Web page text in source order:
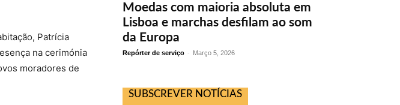
Patrícia
na cerimónia
moradores de
Moedas com maioria absoluta em
Lisboa e marchas desfilam ao som
da Europa
Repórter de serviço - Março 5, 2026
SUBSCREVER NOTÍCIAS